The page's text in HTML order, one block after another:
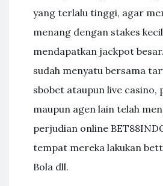
yang terlalu tinggi, agar
menang dengan stakes
mendapatkan jackpot
sudah menyatu bersama
sbobet ataupun live casino,
maupun agen lain telah
perjudian online
tempat mereka lakukan
Bola dll.